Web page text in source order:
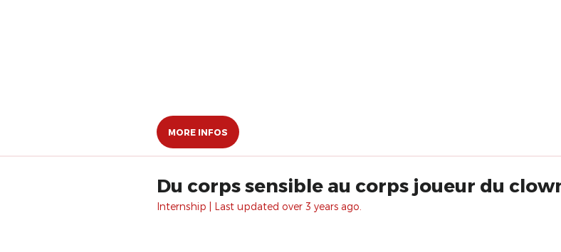
MORE INFOS
Du corps sensible au corps joueur du
Internship | Last updated over 3 years ago.